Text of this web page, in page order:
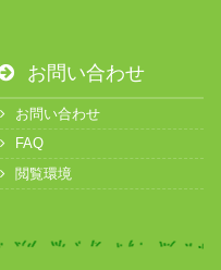
お問い合わせ
お問い合わせ
FAQ
閲覧環境